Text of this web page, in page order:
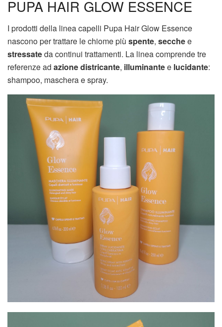
PUPA HAIR GLOW ESSENCE
I prodotti della linea capelli Pupa Hair Glow Essence
nascono per trattare le chiome più spente, secchee
stressateda continui trattamenti. La linea comprende tre
referenze ad azione districante, illuminantee lucidante:
shampoo, maschera e spray.